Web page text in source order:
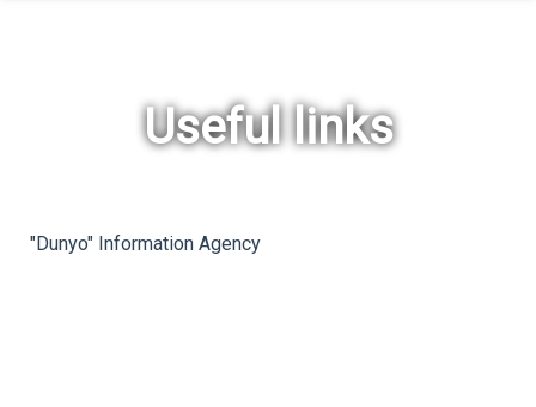
Useful links
"Dunyo" Information Agency